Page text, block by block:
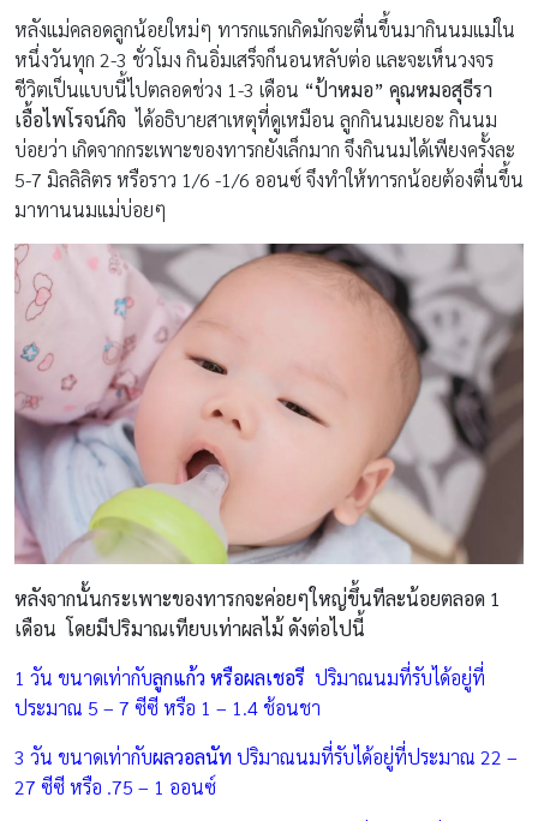
หลังแม่คลอดลูกน้อยใหม่ๆ ทารกแรกเกิดมักจะตื่นขึ้นมากินนมแม่ใน
หนึ่งวันทุก 2-3 ชั่วโมง กินอิ่มเสร็จก็นอนหลับต่อ และจะเห็นวงจร
ชีวิตเป็นแบบนี้ไปตลอดช่วง 1-3 เดือน “ป้าหมอ” คุณหมอสุธีรา
เอื้อไพโรจน์กิจ ได้อธิบายสาเหตุที่ดูเหมือน ลูกกินนมเยอะ กินนม
บ่อยว่า เกิดจากกระเพาะของทารกยังเล็กมาก จึงกินนมได้เพียงครั้งละ
5-7 มิลลิลิตร หรือราว 1/6 -1/6 ออนซ์ จึงทำให้ทารกน้อยต้องตื่นขึ้น
มาทานนมแม่บ่อยๆ
หลังจากนั้นกระเพาะของทารกจะค่อยๆใหญ่ขึ้นทีละน้อยตลอด 1
เดือน โดยมีปริมาณเทียบเท่าผลไม้ ดังต่อไปนี้
1 วัน ขนาดเท่ากับลูกแก้ว หรือผลเชอรี ปริมาณนมที่รับได้อยู่ที่
ประมาณ 5 – 7 ซีซี หรือ 1 – 1.4 ช้อนชา
3 วัน ขนาดเท่ากับผลวอลนัท ปริมาณนมที่รับได้อยู่ที่ประมาณ 22 –
27 ซีซี หรือ .75 – 1 ออนซ์